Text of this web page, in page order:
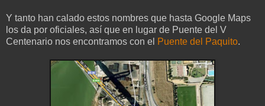
Y tanto han calado estos nombres que hasta Google Maps
los da por oficiales, así que en lugar de Puente del V
Centenario nos encontramos con el Puente del Paquito.